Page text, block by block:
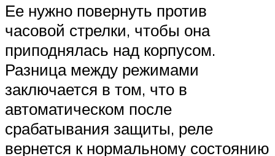
Ее нужно повернуть против
часовой стрелки, чтобы она
приподнялась над корпусом.
Разница между режимами
заключается в том, что в
автоматическом после
срабатывания защиты, реле
вернется к нормальному состоянию